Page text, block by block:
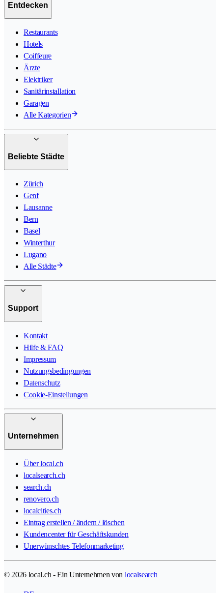
Entdecken
Restaurants
Hotels
Coiffeure
Ärzte
Elektriker
Sanitärinstallation
Garagen
Alle Kategorien
Beliebte Städte
Zürich
Genf
Lausanne
Bern
Basel
Winterthur
Lugano
Alle Städte
Support
Kontakt
Hilfe & FAQ
Impressum
Nutzungsbedingungen
Datenschutz
Cookie-Einstellungen
Unternehmen
Über local.ch
localsearch.ch
search.ch
renovero.ch
localcities.ch
Eintrag erstellen / ändern / löschen
Kundencenter für Geschäftskunden
Unerwünschtes Telefonmarketing
© 2026 local.ch - Ein Unternehmen von localsearch